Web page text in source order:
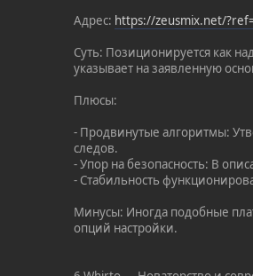
Адрес: https://zeusmix.net/
Суть: Позиционируется как
указывает на заявленную
Плюсы:
- Продвинутые алгоритмы:
следов.
- Упор на безопасность: В
- Стабильность
Минусы: Иногда подобные
опций настройки.